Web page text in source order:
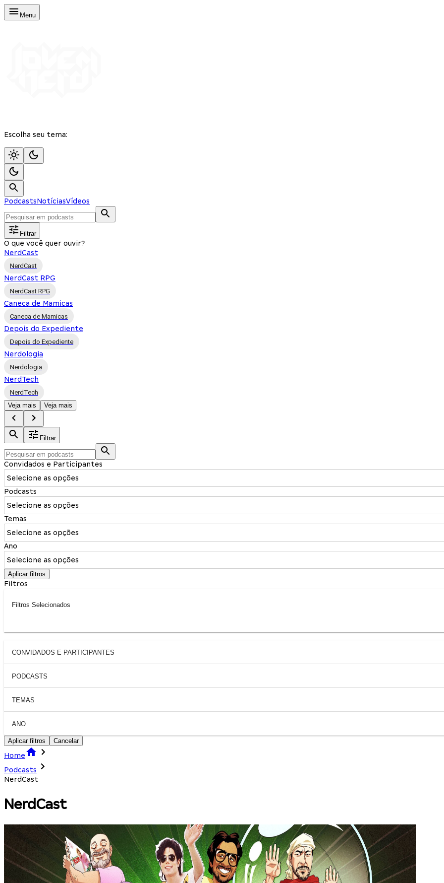
Menu
Escolha seu tema:
PodcastsNotíciasVídeos
Filtrar
O que você quer ouvir?
NerdCast
NerdCast
NerdCast RPG
NerdCast RPG
Caneca de Mamicas
Caneca de Mamicas
Depois do Expediente
Depois do Expediente
Nerdologia
Nerdologia
NerdTech
NerdTech
Veja mais
Veja mais
Filtrar
Convidados e Participantes
Selecione as opções
Podcasts
Selecione as opções
Temas
Selecione as opções
Ano
Selecione as opções
Aplicar filtros
Filtros
Filtros Selecionados
CONVIDADOS E PARTICIPANTES
PODCASTS
TEMAS
ANO
Aplicar filtros Cancelar
Home
Podcasts
NerdCast
NerdCast